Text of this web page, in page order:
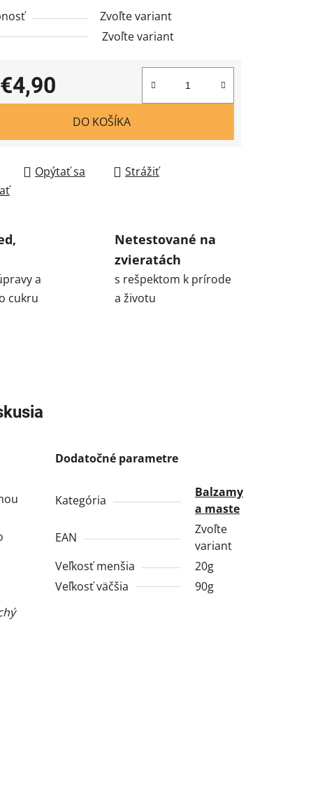
Zvoľte variant
Zvoľte variant
€4,90
cena:
DO KOŠÍKA
Opýtať sa
Strážiť
a
cukru
Netestované na
zvieratách
s rešpektom k prírode
a životu
Dodatočné parametre
Kategória
Balzamy
a maste
EAN
Zvoľte
variant
Veľkosť menšia
20g
Veľkosť väčšia
90g